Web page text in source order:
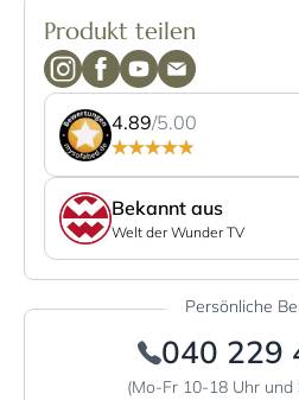
Produkt teilen
4.89/5.00
Bekannt aus
Welt der Wunder TV
Persönliche
040 229
(Mo-Fr 10-18 Uhr und